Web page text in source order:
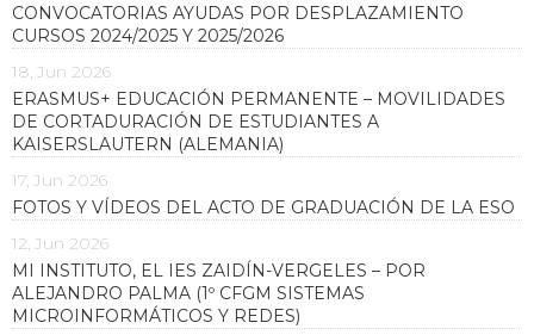
CONVOCATORIAS AYUDAS POR DESPLAZAMIENTO
CURSOS 2024/2025 Y 2025/2026
18, Jun 2026
ERASMUS+ EDUCACIÓN PERMANENTE – MOVILIDADES
DE CORTADURACIÓN DE ESTUDIANTES A
KAISERSLAUTERN (ALEMANIA)
17, Jun 2026
FOTOS Y VÍDEOS DEL ACTO DE GRADUACIÓN DE LA ESO
12, Jun 2026
MI INSTITUTO, EL IES ZAIDÍN-VERGELES – POR
ALEJANDRO PALMA (1º CFGM SISTEMAS
MICROINFORMÁTICOS Y REDES)